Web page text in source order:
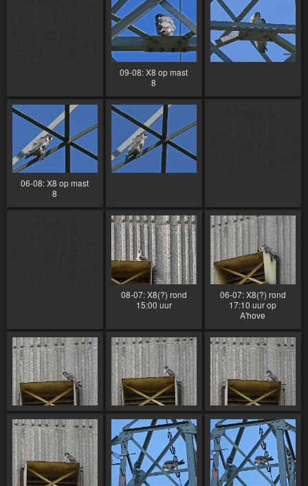
09-08: X8 op mast
8
06-08: X8 op mast
8
08-07: X8(?) rond
15:00 uur
06-07: X8(?) rond
17:10 uur op
A'hove